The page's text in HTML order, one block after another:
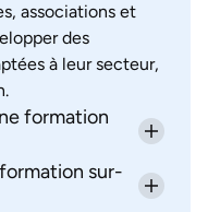
associations et
des
à leur secteur,
formation
: acquisition
en expertise,
sur-